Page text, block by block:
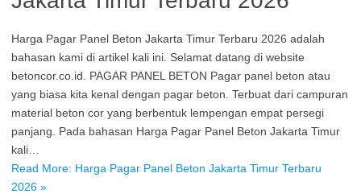
Harga Pagar Panel Beton Jakarta Timur Terbaru 2026 adalah
bahasan kami di artikel kali ini. Selamat datang di website
betoncor.co.id. PAGAR PANEL BETON Pagar panel beton atau
yang biasa kita kenal dengan pagar beton. Terbuat dari campuran
material beton cor yang berbentuk lempengan empat persegi
panjang. Pada bahasan Harga Pagar Panel Beton Jakarta Timur
kali…
Read More: Harga Pagar Panel Beton Jakarta Timur Terbaru
2026 »